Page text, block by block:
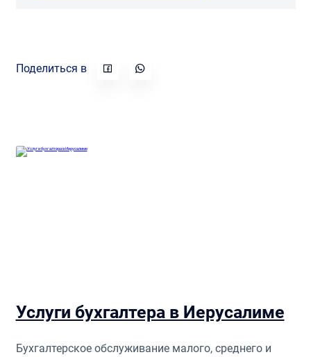
Поделиться в
Услуги бухгалтера в Иерусалиме
Бухгалтерское обслуживание малого, среднего и